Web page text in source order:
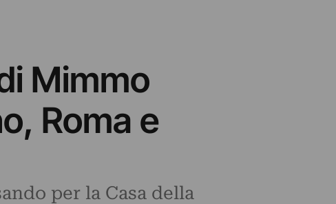
Mimmo
Roma e
per la Casa della